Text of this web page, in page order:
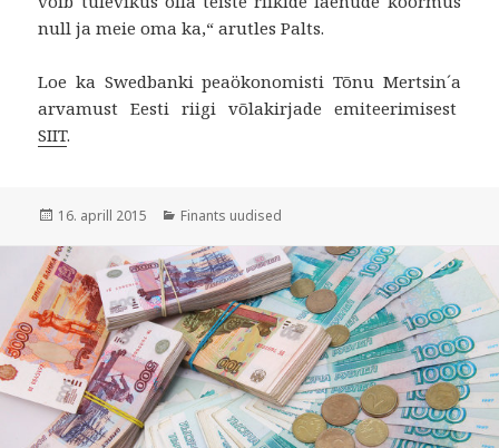
null ja meie oma ka,“ arutles Palts.
Loe ka Swedbanki peaökonomisti Tõnu Mertsin´a
arvamust Eesti riigi võlakirjade emiteerimisest
SIIT.
Postitatud
16. aprill 2015 Rubriigid
Finants uudised